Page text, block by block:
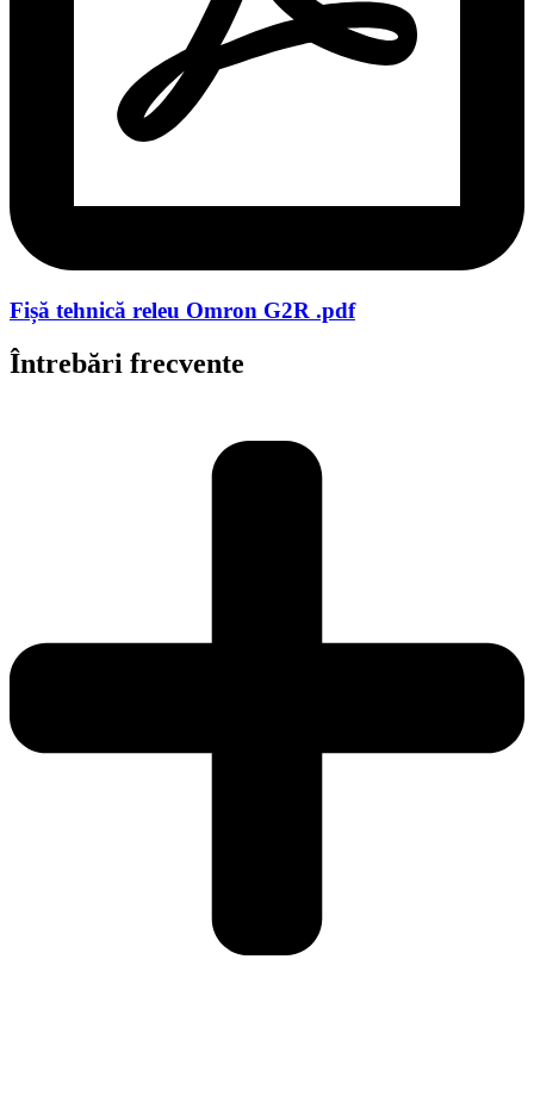
Fișă tehnică releu Omron G2R .pdf
Întrebări frecvente